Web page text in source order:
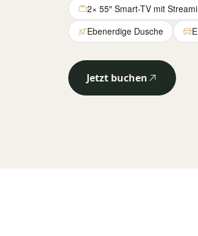
2× 55″ Smart-TV mit
Ebenerdige Dusche
Jetzt buchen